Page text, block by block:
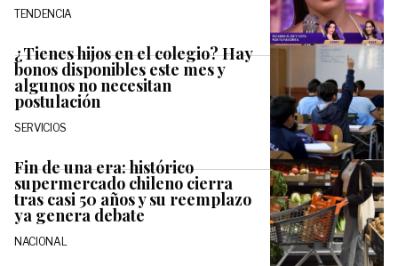
TENDENCIA
¿Tienes hijos en el colegio? Hay
bonos disponibles este mes y
algunos no necesitan
postulación
SERVICIOS
Fin de una era: histórico
supermercado chileno cierra
tras casi 50 años y su reemplazo
ya genera debate
NACIONAL